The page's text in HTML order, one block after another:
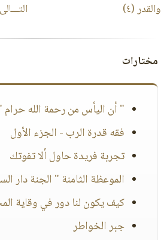
والقدر (٤)
مختارات
" أن اليأس من رحمة الله حرام
فقه قدرة الرب - الجزء الأول
تجربة فريدة حاول ألا تفوتك
الموعظة الثامنة " الجنة دار
كيف يكون لنا دور في وقاية
جبر الخواطر